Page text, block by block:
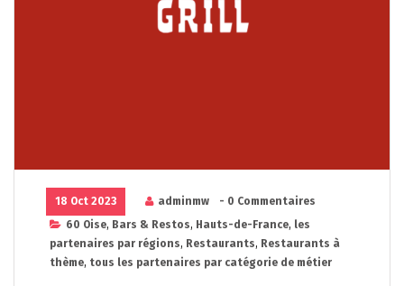
18 Oct 2023 adminmw
- 0 Commentaires
60 Oise, Bars & Restos, Hauts-de-France, les
partenaires par régions, Restaurants, Restaurants à
thème, tous les partenaires par catégorie de métier